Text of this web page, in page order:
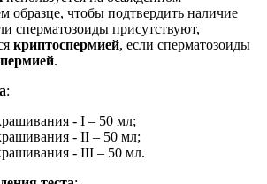
образце, чтобы подтвердить наличие
сперматозоиды присутствуют,
криптоспермией, если сперматозоиды
.
:
- I – 50 мл;
- II – 50 мл;
- III – 50 мл.